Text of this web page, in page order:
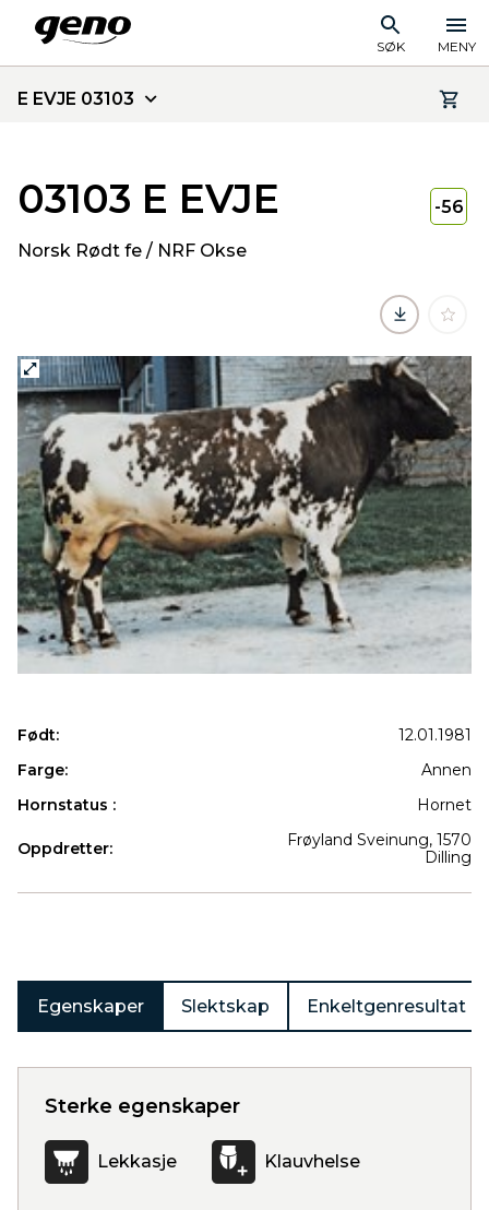
SØK MENY
E EVJE 03103
03103 E EVJE
Norsk Rødt fe / NRF Okse
-56
Født:
12.01.1981
Farge:
Annen
Hornstatus :
Hornet
Oppdretter:
Frøyland Sveinung, 1570
Dilling
Egenskaper Slektskap Enkeltgenresultat
Sterke egenskaper
Lekkasje Klauvhelse